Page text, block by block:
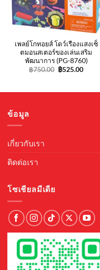
เพลย์โกทอยส์ โดว์เรืองแสงเซ็
ตมอนสเตอร์ของเล่นเสริม
พัฒนาการ (PG-8760)
฿750.00 Original
price
฿525.00
ข้อมูล
เกี่ยวกับเรา
ติดต่อเรา
โซเชียลมีเดีย